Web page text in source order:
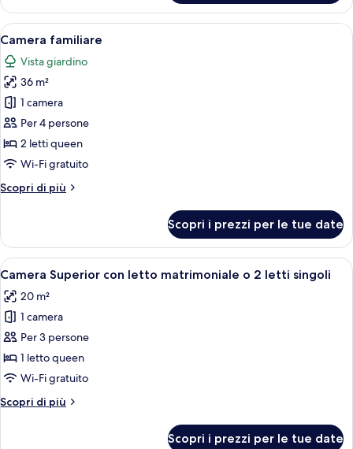
familiare,
vista
lago
Apri
tutte
le
foto
per
Camera
familiare
Un letto rifatto con cuscini bianchi e
5
Camera familiare
Vista giardino
36 m²
1 camera
Per 4 persone
2 letti queen
Wi-Fi gratuito
Scopri di più
Altri
familiare
Scopri i prezzi per le tue date
Apri
tutte
le
foto
per
Camera
Superior
letto
Una camera d'albergo con un letto,
4
Camera Superior con letto matrimoniale o 2 letti singoli
20 m²
1 camera
Per 3 persone
1 letto queen
Wi-Fi gratuito
Scopri di più
Altri
Scopri i prezzi per le tue date